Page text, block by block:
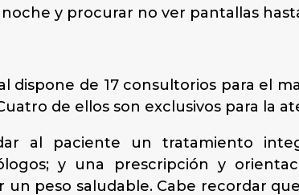
y procurar no ver pantallas
dispone de 17 consultorios para el
de ellos son exclusivos para la
al paciente un tratamiento
y una prescripción y
peso saludable. Cabe recordar